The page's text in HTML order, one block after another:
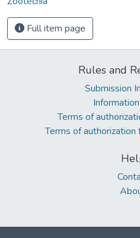
Full item page
Rules and
Submission
Terms of
Terms of